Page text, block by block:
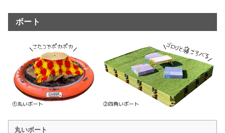
ボート
丸いボート